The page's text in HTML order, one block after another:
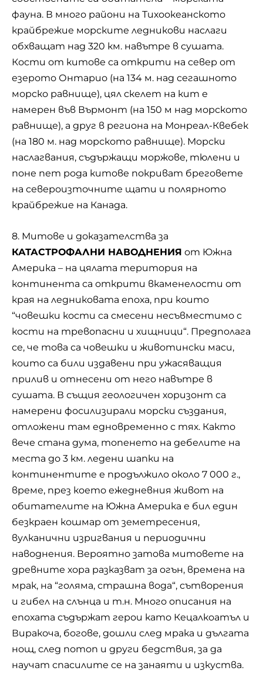
фауна. В много райони на Тихоокеанското
крайбрежие морските ледникови наслаги
обхващат над 320 км. навътре в сушата.
Кости от китове са открити на север от
езерото Онтарио (на 134 м. над сегашното
морско равнище), цял скелет на кит е
намерен във Върмонт (на 150 м над морското
равнище), а друг в региона на Монреал-Квебек
(на 180 м. над морското равнище). Морски
наслагвания, съдържащи моржове, тюлени и
поне пет рода китове покриват бреговете
на североизточните щати и полярното
крайбрежие на Канада.
8. Митове и доказателства за
КАТАСТРОФАЛНИ НАВОДНЕНИЯ от Южна
Америка – на цялата територия на
континента са открити вкаменелости от
края на ледниковата епоха, при които
“човешки кости са смесени несъвместимо с
кости на тревопасни и хищници“. Предполага
се, че това са човешки и животински маси,
които са били издавени при ужасяващия
прилив и отнесени от него навътре в
сушата. В същия геологичен хоризонт са
намерени фосилизирали морски създания,
отложени там едновременно с тях. Както
вече стана дума, топенето на дебелите на
места до 3 км. ледени шапки на
континентите е продължило около 7 000 г.,
време, през което ежедневния живот на
обитателите на Южна Америка е бил един
безкраен кошмар от земетресения,
вулканични изригвания и периодични
наводнения. Вероятно затова митовете на
древните хора разказват за огън, времена на
мрак, на “голяма, страшна вода“, сътворения
и гибел на слънца и т.н. Много описания на
епохата съдържат герои като Кецалкоатъл и
Виракоча, богове, дошли след мрака и дългата
нощ, след потоп и други бедствия, за да
научат спасилите се на занаяти и изкуства.